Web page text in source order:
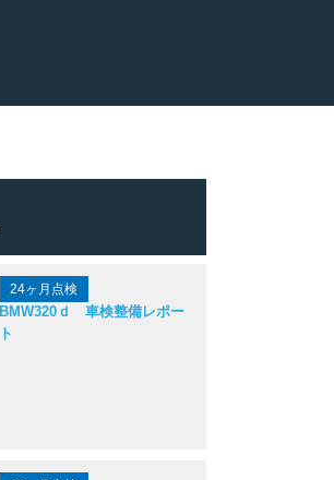
24ヶ月点検
BMW320ｄ 車検整備レポー
ト